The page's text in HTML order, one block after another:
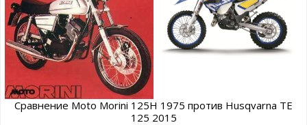
Сравнение Moto Morini 125H 1975 против Husqvarna TE
125 2015